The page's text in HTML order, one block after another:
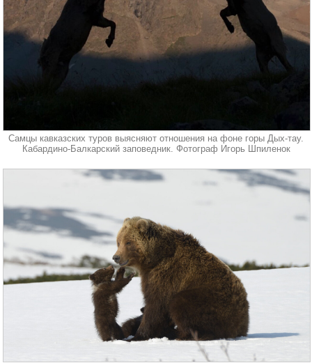
Самцы кавказских туров выясняют отношения на фоне горы Дых-тау.
Кабардино-Балкарский заповедник. Фотограф Игорь Шпиленок